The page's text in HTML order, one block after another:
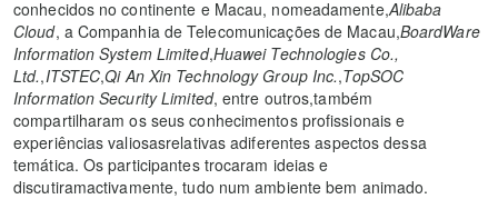
conhecidos no continente e Macau, nomeadamente,Alibaba
Cloud, a Companhia de Telecomunicações de Macau,BoardWare
Information System Limited,Huawei Technologies Co.,
Ltd.,ITSTEC,Qi An Xin Technology Group Inc.,TopSOC
Information Security Limited, entre outros,também
compartilharam os seus conhecimentos profissionais e
experiências valiosasrelativas adiferentes aspectos dessa
temática. Os participantes trocaram ideias e
discutiramactivamente, tudo num ambiente bem animado.